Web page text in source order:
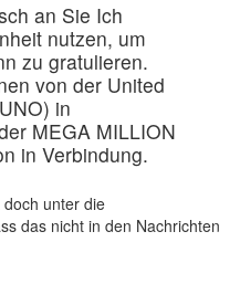
an Sie Ich
nutzen, um
zu gratulieren.
von der United
in
MEGA MILLION
in Verbindung.
unter die
das nicht in den Nachrichten